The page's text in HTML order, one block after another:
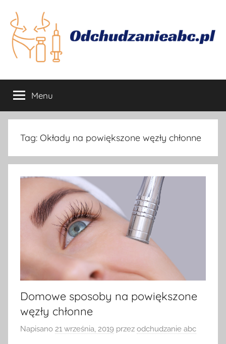
treści
Odchudzanie
się
odchudzać
Menu
Tag: Okłady na powiększone węzły chłonne
Domowe sposoby na powiększone
węzły chłonne
Napisano 21 września, 2019 przez odchudzanie abc